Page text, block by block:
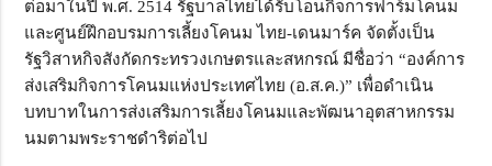
ต่อมาในปี พ.ศ. 2514 รัฐบาลไทยได้รับโอนกิจการฟาร์มโคนม
และศูนย์ฝึกอบรมการเลี้ยงโคนม ไทย-เดนมาร์ค จัดตั้งเป็น
รัฐวิสาหกิจสังกัดกระทรวงเกษตรและสหกรณ์ มีชื่อว่า “องค์การ
ส่งเสริมกิจการโคนมแห่งประเทศไทย (อ.ส.ค.)” เพื่อดำเนิน
บทบาทในการส่งเสริมการเลี้ยงโคนมและพัฒนาอุตสาหกรรม
นมตามพระราชดำริต่อไป